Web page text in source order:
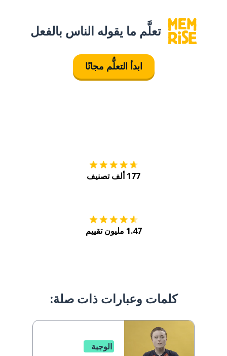
تعلَّم ما يقوله الناس بالفعل
ابدأ التعلُّم مجانًا
177 ألف تصنيف
1.47 مليون تقييم
كلمات وعبارات ذات صلة:
الوجبة